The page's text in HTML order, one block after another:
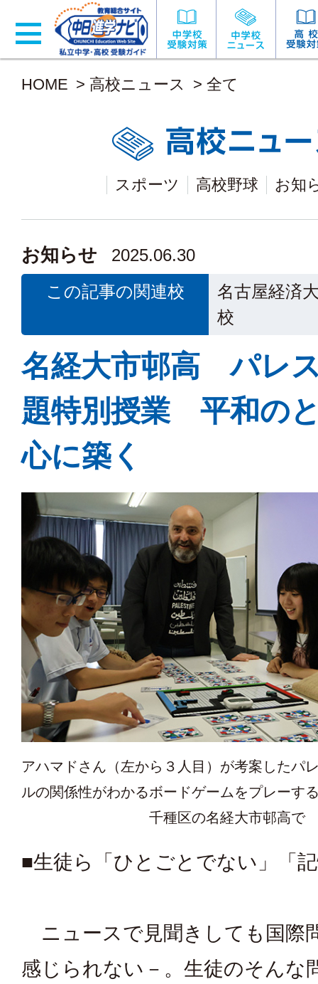
HOME > 高校ニュース > 全て
スポーツ 高校野球 お知
お知らせ
2025.06.30
この記事の関連校
名古屋経済
校
名経大市邨高 パレ
題特別授業 平和の
心に築く
アハマドさん（左から３人目）が考案したパ
ルの関係性がわかるボードゲームをプレーす
千種区の名経大市邨高で
■生徒ら「ひとごとでない」「
ニュースで見聞きしても国際
感じられない－。生徒のそんな